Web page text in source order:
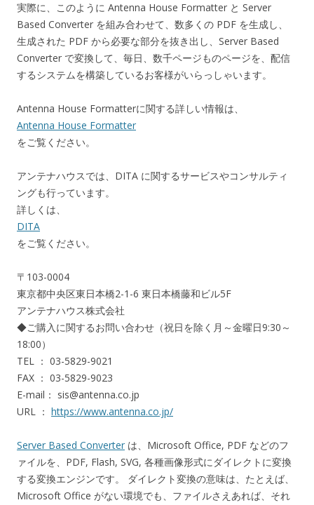
実際に、このように Antenna House Formatter と Server
Based Converter を組み合わせて、数多くの PDF を生成し、
生成された PDF から必要な部分を抜き出し、Server Based
Converter で変換して、毎日、数千ページものページを、配信
するシステムを構築しているお客様がいらっしゃいます。
Antenna House Formatterに関する詳しい情報は、
Antenna House Formatter
をご覧ください。
アンテナハウスでは、DITA に関するサービスやコンサルティ
ングも行っています。
詳しくは、
DITA
をご覧ください。
〒103-0004
東京都中央区東日本橋2-1-6 東日本橋藤和ビル5F
アンテナハウス株式会社
◆ご購入に関するお問い合わせ（祝日を除く月～金曜日9:30～
18:00）
TEL ： 03-5829-9021
FAX ： 03-5829-9023
E-mail： sis@antenna.co.jp
URL ： https://www.antenna.co.jp/
Server Based Converter は、Microsoft Office, PDF などのフ
ァイルを、PDF, Flash, SVG, 各種画像形式にダイレクトに変換
する変換エンジンです。 ダイレクト変換の意味は、たとえば、
Microsoft Office がない環境でも、ファイルさえあれば、それ